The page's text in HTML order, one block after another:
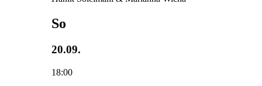
So
20.09.
18:00